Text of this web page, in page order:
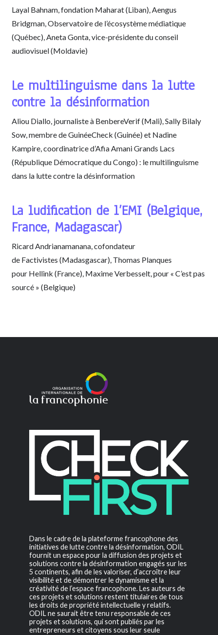
Layal Bahnam, fondation Maharat (Liban), Aengus
Bridgman, Observatoire de l’écosystème médiatique
(Québec), Aneta Gonta, vice-présidente du conseil
audiovisuel (Moldavie)
Le multilinguisme dans la lutte
contre la désinformation
Aliou Diallo, journaliste à BenbereVerif (Mali), Sally Bilaly
Sow, membre de GuinéeCheck (Guinée) et Nadine
Kampire, coordinatrice d’Afia Amani Grands Lacs
(République Démocratique du Congo) : le multilinguisme
dans la lutte contre la désinformation
La ludification de l’EMI (Belgique,
France, Madagascar)
Ricard Andrianamanana, cofondateur
de Factivistes (Madasgascar), Thomas Planques
pour Hellink (France), Maxime Verbesselt, pour « C’est pas
sourcé » (Belgique)
Dans le cadre de la plateforme francophone des
initiatives de lutte contre la désinformation, ODIL
fournit un espace pour la diffusion des projets et
solutions contre la désinformation engagés sur les
5 continents, afin de les valoriser, d’accroître leur
visibilité et de démontrer le dynamisme et la
créativité de l’espace francophone. Les auteurs de
ces projets et solutions restent titulaires de tous
les droits de propriété intellectuelle y relatifs.
ODIL ne saurait être tenu responsable de ces
projets et solutions, qui sont publiés par les
entrepreneurs et citoyens sous leur seule